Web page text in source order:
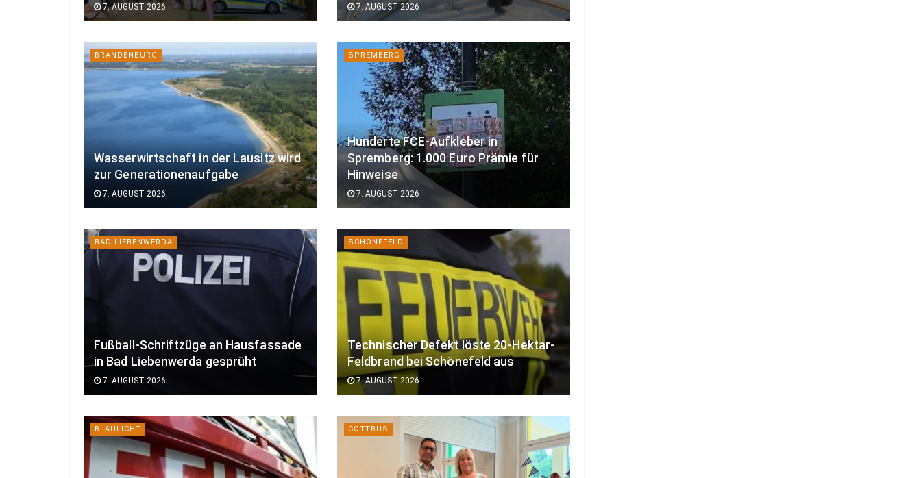
7. AUGUST 2026 7. AUGUST 2026
BRANDENBURG
Wasserwirtschaft in der Lausitz wird
zur Generationenaufgabe
7. AUGUST 2026
SPREMBERG
Hunderte FCE-Aufkleber in
Spremberg: 1.000 Euro Prämie für
Hinweise
7. AUGUST 2026
BAD LIEBENWERDA
Fußball-Schriftzüge an Hausfassade
in Bad Liebenwerda gesprüht
7. AUGUST 2026
SCHÖNEFELD
Technischer Defekt löste 20-Hektar-
Feldbrand bei Schönefeld aus
7. AUGUST 2026
BLAULICHT COTTBUS